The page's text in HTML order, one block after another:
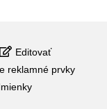
Editovať
reklamné prvky